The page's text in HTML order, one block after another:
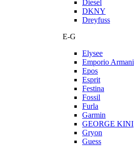
Diesel
DKNY
Dreyfuss
E-G
Elysee
Emporio Armani
Epos
Esprit
Festina
Fossil
Furla
Garmin
GEORGE KINI
Gryon
Guess